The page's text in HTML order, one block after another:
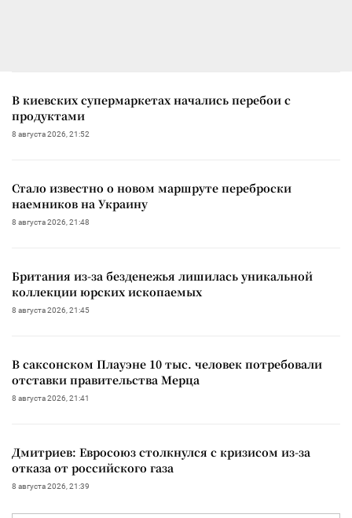
В киевских супермаркетах начались перебои с
продуктами
8 августа 2026, 21:52
Стало известно о новом маршруте переброски
наемников на Украину
8 августа 2026, 21:48
Британия из-за безденежья лишилась уникальной
коллекции юрских ископаемых
8 августа 2026, 21:45
В саксонском Плауэне 10 тыс. человек потребовали
отставки правительства Мерца
8 августа 2026, 21:41
Дмитриев: Евросоюз столкнулся с кризисом из-за
отказа от российского газа
8 августа 2026, 21:39